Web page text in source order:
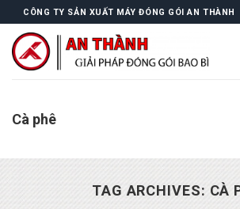
to
content
CÔNG TY SẢN XUẤT MÁY ĐÓNG GÓI AN THÀNH
Cà phê
TAG ARCHIVES: CÀ